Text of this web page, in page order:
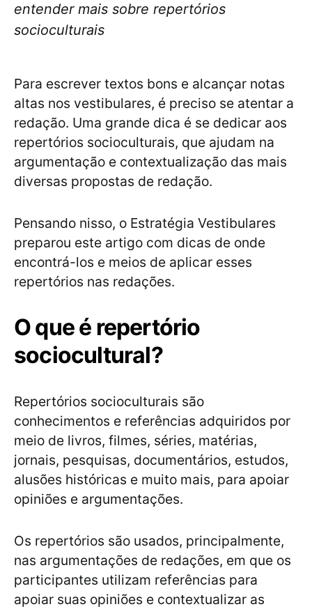
entender mais sobre repertórios
socioculturais
Para escrever textos bons e alcançar notas
altas nos vestibulares, é preciso se atentar a
redação. Uma grande dica é se dedicar aos
repertórios socioculturais, que ajudam na
argumentação e contextualização das mais
diversas propostas de redação.
Pensando nisso, o Estratégia Vestibulares
preparou este artigo com dicas de onde
encontrá-los e meios de aplicar esses
repertórios nas redações.
O que é repertório
sociocultural?
Repertórios socioculturais são
conhecimentos e referências adquiridos por
meio de livros, filmes, séries, matérias,
jornais, pesquisas, documentários, estudos,
alusões históricas e muito mais, para apoiar
opiniões e argumentações.
Os repertórios são usados, principalmente,
nas argumentações de redações, em que os
participantes utilizam referências para
apoiar suas opiniões e contextualizar as